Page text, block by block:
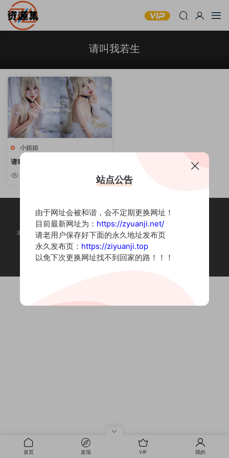
请叫我若生
小姐姐
请叫我若生 – 全套写真合集 [持续
更新]
本站为摄影写真图片网站，内容来自网络收集整理，仅作个人学习使用。
如有违法内容请联系删除
Copyright © 2022 资源集
首页 发现 VIP 我的
站点公告
由于网址会被和谐，会不定期更换网址！
目前最新网址为： https://zyuanji.net/
请老用户保存好下面的永久地址发布页
永久发布页： https://ziyuanji.top
以免下次更换网址找不到回家的路！！！